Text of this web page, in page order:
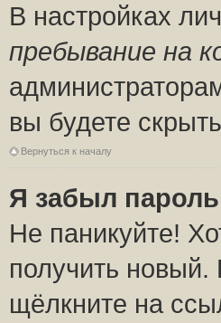
В настройках
пребывание на
вы будете
Вернуться к началу
Я забыл
Не паникуйте!
получить
щёлкните на